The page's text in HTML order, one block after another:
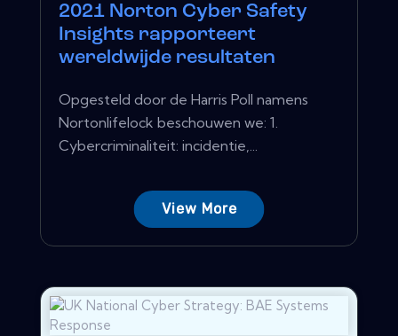
2021 Norton Cyber ​​Safety
Insights rapporteert
wereldwijde resultaten
Opgesteld door de Harris Poll namens
Nortonlifelock beschouwen we: 1.
Cybercriminaliteit: incidentie,...
View More